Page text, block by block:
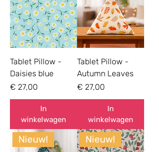
Tablet Pillow -
Daisies blue
Prijs
€ 27,00
In
winkelwagen
Tablet Pillow -
Autumn Leaves
Prijs
€ 27,00
In
winkelwagen
Nieuw! Nieuw!